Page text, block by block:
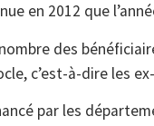
en 2012 que
des
c’est-à-dire les
par les